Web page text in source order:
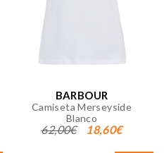
BARBOUR
Camiseta Merseyside
Blanco
62,00€ 18,60€